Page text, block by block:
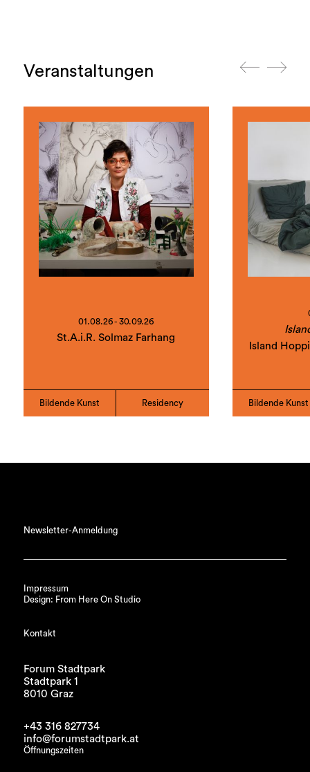
Veranstaltungen
01.08.26 - 30.09.26
St.A.i.R. Solmaz Farhang
Bildende Kunst Residency
Island
Bildende Kunst
Newsletter-Anmeldung
Impressum
Design: From Here On Studio
Kontakt
Forum Stadtpark
Stadtpark 1
8010 Graz
+43 316 827734
info@forumstadtpark.at
Öffnungszeiten